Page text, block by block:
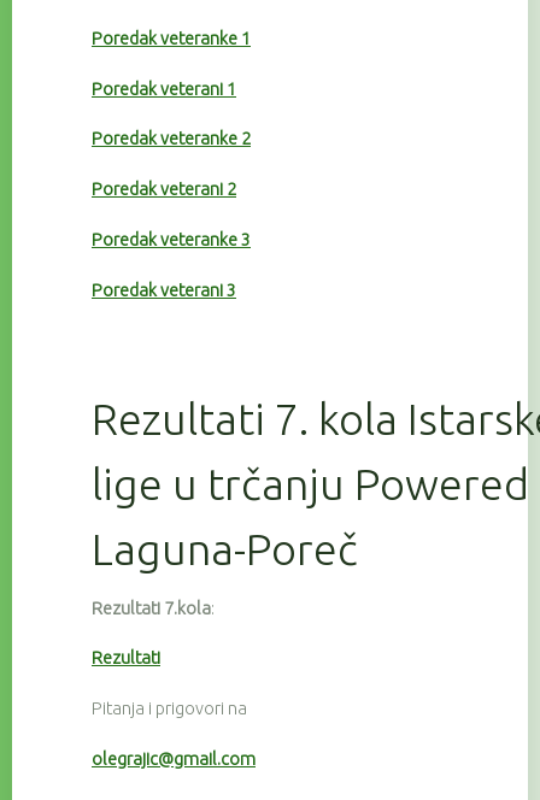
Poredak veteranke 1
Poredak veterani 1
Poredak veteranke 2
Poredak veterani 2
Poredak veteranke 3
Poredak veterani 3
Rezultati 7. kola
lige u trčanju Powered
Laguna-Poreč
Rezultati 7.kola:
Rezultati
Pitanja i prigovori na
olegrajic@gmail.com